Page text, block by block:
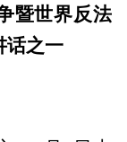
暨世界反法
话之一